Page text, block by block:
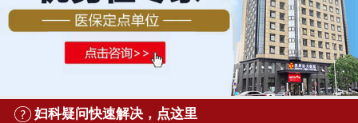
妇科疑问快速解决，点这里